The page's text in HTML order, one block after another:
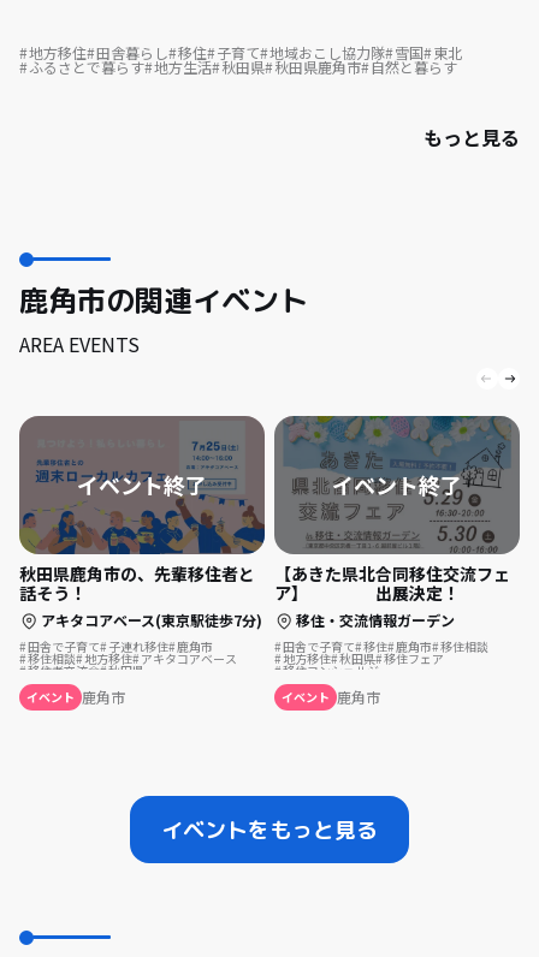
地方移住 田舎暮らし 移住 子育て 地域おこし協力隊 雪国 東北
ふるさとで暮らす 地方生活 秋田県 秋田県鹿角市 自然と暮らす
もっと見る
鹿角市の関連イベント
AREA EVENTS
秋田県鹿角市の、先輩移住者と
話そう！
アキタコアベース(東京駅徒歩7分)
田舎で子育て 子連れ移住 鹿角市
移住相談 地方移住 アキタコアベース
移住者交流会 秋田県
イベント 鹿角市
【あきた県北合同移住交流フェ
ア】 出展決定！
移住・交流情報ガーデン
田舎で子育て 移住 鹿角市 移住相談
地方移住 秋田県 移住フェア
移住コンシェルジュ
イベント 鹿角市
イベントをもっと見る